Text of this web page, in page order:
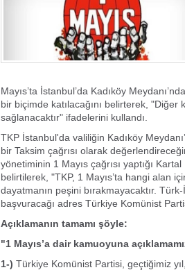
Mayıs’ta İstanbul’da Kadıköy
bir biçimde katılacağını belirterek,
sağlanacaktır" ifadelerini kullandı.
TKP İstanbul'da valiliğin Kadıköy
bir Taksim çağrısı olarak
yönetiminin 1 Mayıs çağrısı yaptığı
belirtilerek, "TKP, 1 Mayıs’ta hangi alan
dayatmanın peşini bırakmayacaktır.
başvuracağı adres Türkiye Komünist
Açıklamanın tamamı şöyle:
"1 Mayıs’a dair kamuoyuna
1-) Türkiye Komünist Partisi, geçtiğimiz